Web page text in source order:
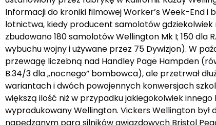
Informacji do kroniki filmowej Worker’s Week-End i
lotnictwa, kiedy producent samolotów
zbudowano 180 samolotów Wellington Mk I; 150 dla
wybuchu wojny i używane przez 75 Dywizjon). W
przewagę liczebną nad Handley Page Hampden
B.34/3 dla „nocnego” bombowca), ale przetrwał
wariantach i dwóch powojennych konwersjach
większą ilość niż w przypadku jakiegokolwiek
wyprodukowany Wellington. Vickers Wellington
napędzanym parą silników gwiazdowych Bristol